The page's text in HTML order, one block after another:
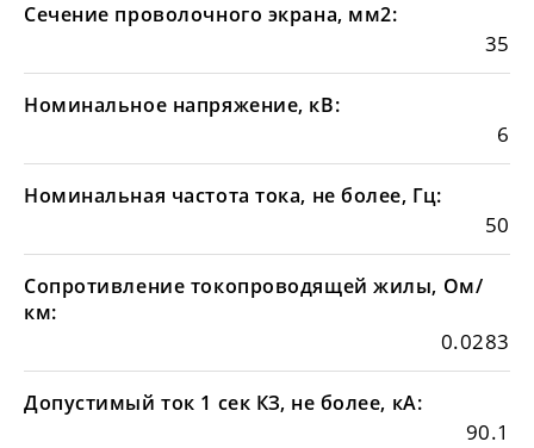
Сечение проволочного экрана, мм2:
35
Номинальное напряжение, кВ:
6
Номинальная частота тока, не более, Гц:
50
Сопротивление токопроводящей жилы, Ом/
км:
0.0283
Допустимый ток 1 сек КЗ, не более, кА:
90.1